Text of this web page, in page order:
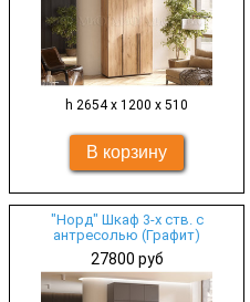
h 2654 х 1200 х 510
"Норд" Шкаф 3-х ств. с
антресолью (Графит)
27800 руб